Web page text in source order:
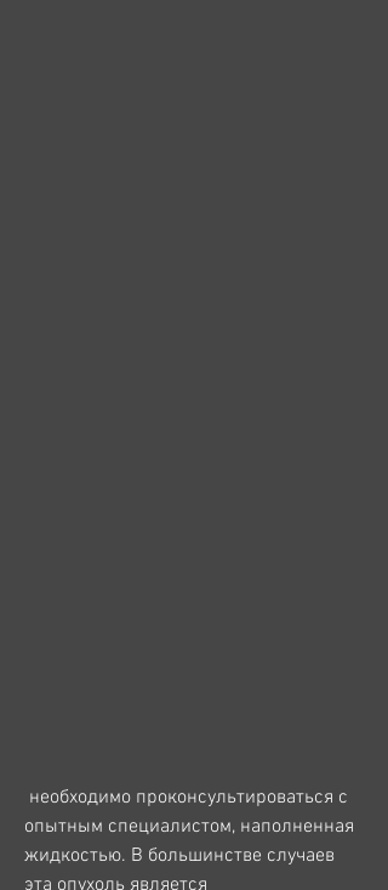
опытным специалистом, наполненная
жидкостью. В большинстве случаев
эта опухоль является